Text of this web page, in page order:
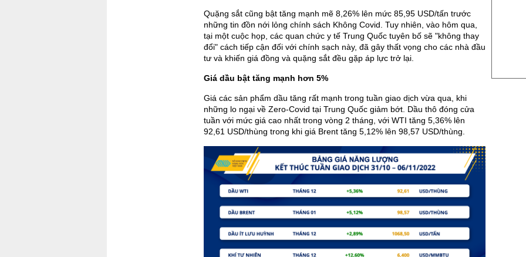
Quặng sắt cũng bật tăng mạnh mẽ 8,26% lên mức 85,95 USD/tấn trước
những tin đồn nới lỏng chính sách Không Covid. Tuy nhiên, vào hôm qua,
tại một cuộc họp, các quan chức y tế Trung Quốc tuyên bố sẽ "không thay
đổi" cách tiếp cận đối với chính sạch này, đã gây thất vọng cho các nhà đầu
tư và khiến giá đồng và quặng sắt đều gặp áp lực trở lại.
Giá dầu bật tăng mạnh hơn 5%
Giá các sản phẩm dầu tăng rất mạnh trong tuần giao dịch vừa qua, khi
những lo ngại về Zero-Covid tại Trung Quốc giảm bớt. Dầu thô đóng cửa
tuần với mức giá cao nhất trong vòng 2 tháng, với WTI tăng 5,36% lên
92,61 USD/thùng trong khi giá Brent tăng 5,12% lên 98,57 USD/thùng.